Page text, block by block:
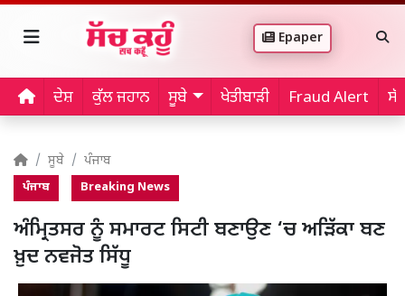
Epaper
ਦੇਸ਼ ਕੁੱਲ ਜਹਾਨ ਸੂਬੇ ਖੇਤੀਬਾੜੀ Fraud Alert
ਸੂਬੇ ਪੰਜਾਬ
ਪੰਜਾਬ Breaking News
ਅੰਮ੍ਰਿਤਸਰ ਨੂੰ ਸਮਾਰਟ ਸਿਟੀ ਬਣਾਉਣ ‘ਚ ਅੜਿੱਕਾ ਬਣ
ਖ਼ੁਦ ਨਵਜੋਤ ਸਿੱਧੂ